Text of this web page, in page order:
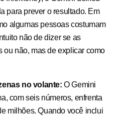
para prever o resultado. Em
algumas pessoas costumam
não de dizer se as
ou não, mas de explicar como
no volante:O Gemini
com seis números, enfrenta
milhões. Quando você inclui